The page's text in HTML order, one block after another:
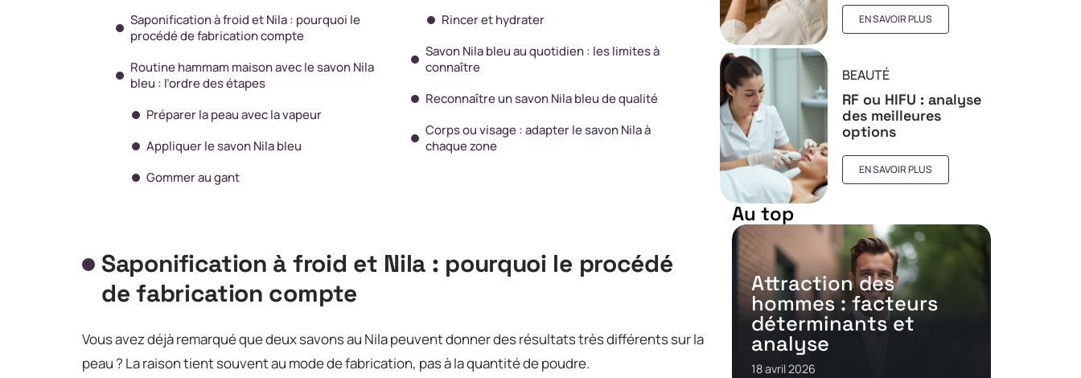
Saponification à froid et Nila : pourquoi le
procédé de fabrication compte
Routine hammam maison avec le savon Nila
bleu : l’ordre des étapes
Préparer la peau avec la vapeur
Appliquer le savon Nila bleu
Gommer au gant
Rincer et hydrater
Savon Nila bleu au quotidien : les limites à
connaître
Reconnaître un savon Nila bleu de qualité
Corps ou visage : adapter le savon Nila à
chaque zone
Saponification à froid et Nila : pourquoi le procédé
de fabrication compte
Vous avez déjà remarqué que deux savons au Nila peuvent donner des résultats très différents sur la
peau ? La raison tient souvent au mode de fabrication, pas à la quantité de poudre.
EN SAVOIR PLUS
BEAUTÉ
RF ou HIFU : analyse
des meilleures
options
EN SAVOIR PLUS
Au top
Attraction des
hommes : facteurs
déterminants et
analyse
18 avril 2026